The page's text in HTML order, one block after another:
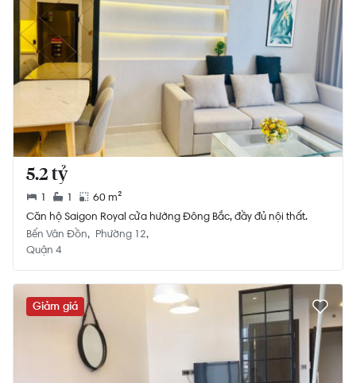
5.2 tỷ
1 1
60 m²
Căn hộ Saigon Royal cửa hướng Đông Bắc, đầy đủ nội thất.
Bến Vân Đồn
Phường 12
Quận 4
Giảm giá